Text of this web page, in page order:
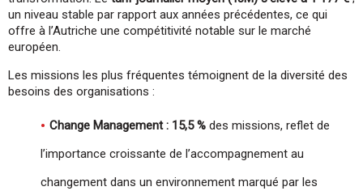
un niveau stable par rapport aux années précédentes, ce qui
offre à l’Autriche une compétitivité notable sur le marché
européen.
Les missions les plus fréquentes témoignent de la diversité des
besoins des organisations :
Change Management : 15,5 % des missions, reflet de
l’importance croissante de l’accompagnement au
changement dans un environnement marqué par les